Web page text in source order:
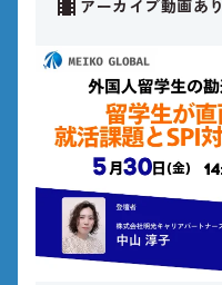
ハウ〜
アーカイブ動画あり